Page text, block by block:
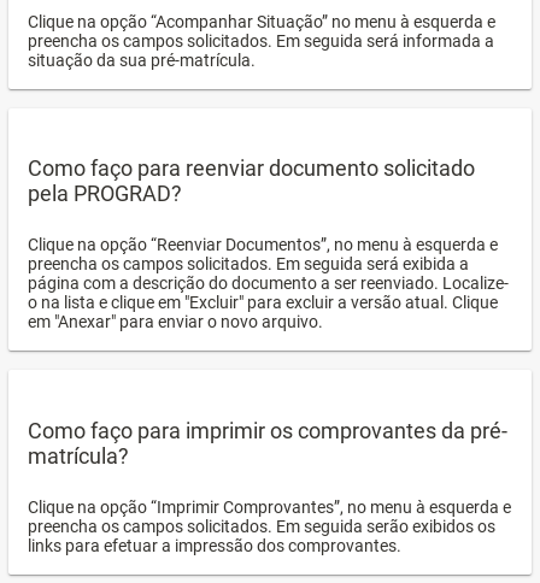
Clique na opção “Acompanhar Situação” no menu à esquerda e
preencha os campos solicitados. Em seguida será informada a
situação da sua pré-matrícula.
Como faço para reenviar documento solicitado
pela PROGRAD?
Clique na opção “Reenviar Documentos”, no menu à esquerda e
preencha os campos solicitados. Em seguida será exibida a
página com a descrição do documento a ser reenviado. Localize-
o na lista e clique em "Excluir" para excluir a versão atual. Clique
em "Anexar" para enviar o novo arquivo.
Como faço para imprimir os comprovantes da pré-
matrícula?
Clique na opção “Imprimir Comprovantes”, no menu à esquerda e
preencha os campos solicitados. Em seguida serão exibidos os
links para efetuar a impressão dos comprovantes.